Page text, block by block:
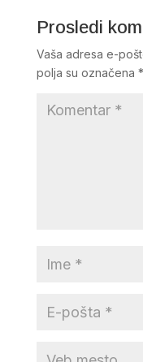
Prosledi
Vaša adresa e-
polja su označena *